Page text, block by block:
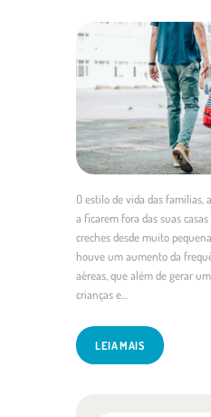
O estilo de vida das famílias,
a ficarem fora das suas
creches desde muito
houve um aumento da
aéreas, que além de gerar
crianças e…
LEIA MAIS